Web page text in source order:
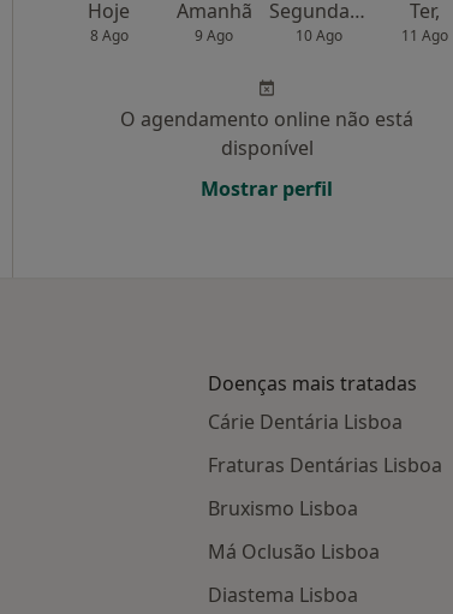
Hoje
8 Ago
Amanhã
9 Ago
Segunda-feira
10 Ago
Ter,
11 Ago
O agendamento online não está
disponível
Mostrar perfil
Doenças mais tratadas
Cárie Dentária Lisboa
Fraturas Dentárias Lisboa
Bruxismo Lisboa
Má Oclusão Lisboa
Diastema Lisboa